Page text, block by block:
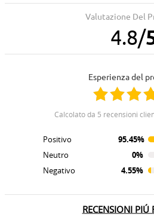
Valutazione Del
4.8/
Esperienza del
calcolato da 5 recensioni
Positivo
95.45%
Neutro
0%
Negativo
4.55%
RECENSIONI PIÚ